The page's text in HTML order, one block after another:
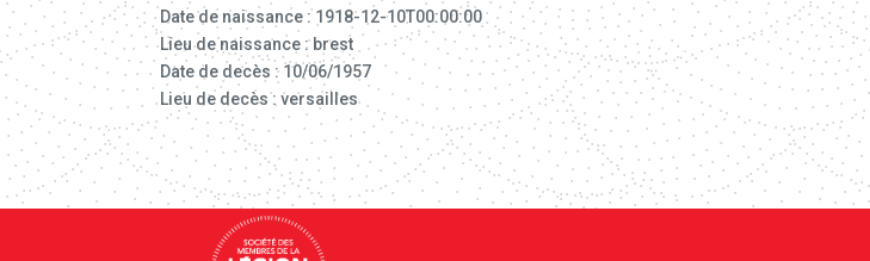
Date de naissance : 1918-12-10T00:00:00
Lieu de naissance : brest
Date de decès : 10/06/1957
Lieu de decès : versailles